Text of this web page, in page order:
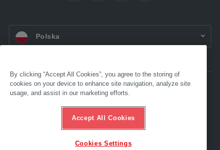
PL: Polska
Dostępność
Impressum
OWH
Ochrona danych
Infolinia ds. etyki
By clicking “Accept All Cookies”, you agree to the storing of
cookies on your device to enhance site navigation, analyze site
usage, and assist in our marketing efforts.
Accept All Cookies
Cookies Settings